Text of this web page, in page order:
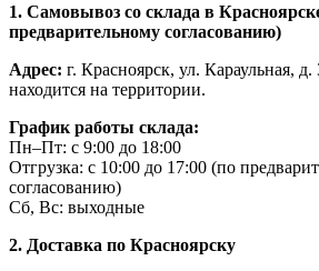
1. Самовывоз со склада в
предварительному согласованию)
Адрес: г. Красноярск, ул. Караульная,
находится на территории.
График работы склада:
Пн–Пт: с 9:00 до 18:00
Отгрузка: с 10:00 до 17:00 (по
согласованию)
Сб, Вс: выходные
2. Доставка по Красноярску